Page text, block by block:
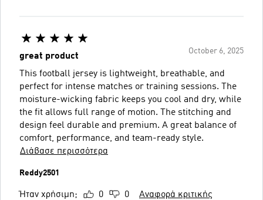
October 6, 2025
great product
This football jersey is lightweight, breathable, and
perfect for intense matches or training sessions. The
moisture-wicking fabric keeps you cool and dry, while
the fit allows full range of motion. The stitching and
design feel durable and premium. A great balance of
comfort, performance, and team-ready style.
Διάβασε περισσότερα
Reddy2501
Ήταν χρήσιμη; 0 0 Αναφορά κριτικής